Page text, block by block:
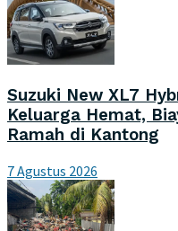
Suzuki New XL7
Keluarga Hemat,
Ramah di Kantong
7 Agustus 2026